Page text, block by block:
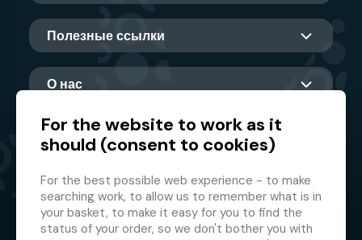
Полезные ссылки
О нас
Главный партнер
For the website to work as it
should (consent to cookies)
For the best possible web experience - to make
searching work, to allow us to remember what is in
your basket, to make it easy for you to find the
status of your order, so we don't bother you with